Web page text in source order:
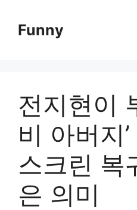
contentFunny
전지현이
비 아버지
스크린 복
은 의미